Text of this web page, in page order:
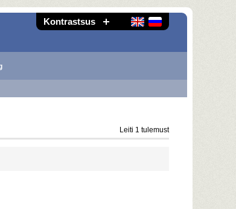
Kontrastsus
Leiti 1 tulemust